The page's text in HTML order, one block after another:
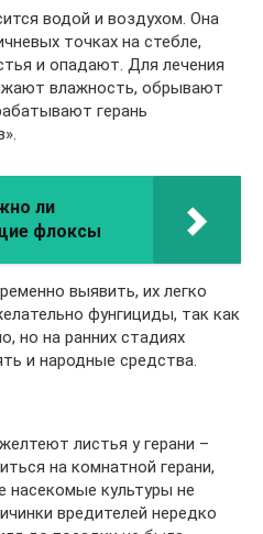
водой и воздухом. Она
точках на стебле,
и опадают. Для лечения
влажность, обрывают
герань
ли
флоксы
выявить, их легко
фунгициды, так как
но на ранних стадиях
и народные средства.
листья у герани –
на комнатной герани,
насекомые культуры не
вредителей нередко